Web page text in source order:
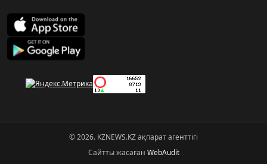
© 2026. KZNEWS.KZ ақпарат агенттігі
Сайтты жасаған WebAudit